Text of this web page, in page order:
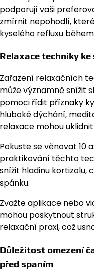
podporují vaši
zmírnit nepohodlí,
kyselého refluxu
Relaxace techniky
Zařazení relaxačních
může významně snížit
pomoci řídit příznaky
hluboké dýchání,
relaxace mohou
Pokuste se věnovat 10
praktikování těchto
snížit hladinu kortizolu,
spánku.
Zvažte aplikace nebo
mohou poskytnout
relaxační praxi, což
Důležitost omezení
před spaním